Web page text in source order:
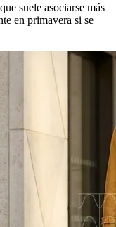
suele asociarse más
en primavera si se